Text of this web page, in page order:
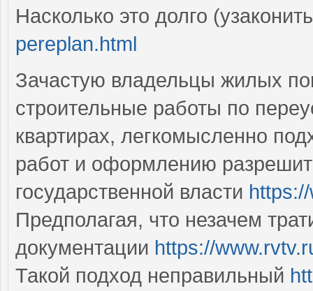
Насколько это долго
pereplan.html
Зачастую владельцы жилых
строительные работы по
квартирах, легкомысленно
работ и оформлению
государственной власти
Предполагая, что незачем
документации https://
Такой подход неправильный